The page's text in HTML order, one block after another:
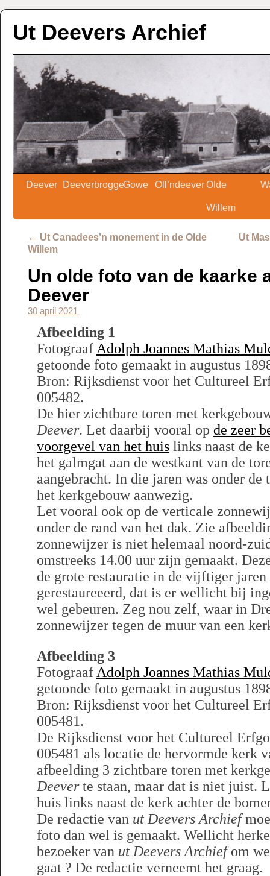
Ut Deevers Archief
Deever DeeverbroggeGowe Oll’ndeeverOlde
Willem
← Ut Canadees’n monement in de Olde
Willem
Ut
Un olde foto van de kaarke
Deever
30 april 2021
Afbeelding 1
Fotograaf Adolph Joannes Mathias
getoonde foto gemaakt in augustus
Bron: Rijksdienst voor het Cultureel
005482.
De hier zichtbare toren met
Deever. Let daarbij vooral op de zeer
voorgevel van het huis links naast de
het galmgat aan de westkant van de
aangebracht. In die jaren was onder de
het kerkgebouw aanwezig.
Let vooral ook op de verticale
onder de rand van het dak. Zie
zonnewijzer is niet helemaal noord-
omstreeks 14.00 uur zijn gemaakt.
de grote restauratie in de vijftiger
gerestaureeerd, dat is er wellicht bij
wel gebeuren. Zeg nou zelf, waar in
zonnewijzer tegen de muur van een
Afbeelding 3
Fotograaf Adolph Joannes Mathias
getoonde foto gemaakt in augustus
Bron: Rijksdienst voor het Cultureel
005481.
De Rijksdienst voor het Cultureel
005481 als locatie de hervormde kerk
afbeelding 3 zichtbare toren met
Deeverte staan, maar dat is niet juist.
huis links naast de kerk achter de
De redactie van ut Deevers Archief
foto dan wel is gemaakt. Wellicht
bezoeker van ut Deevers Archiefom
gaat ? De redactie verneemt het graag.